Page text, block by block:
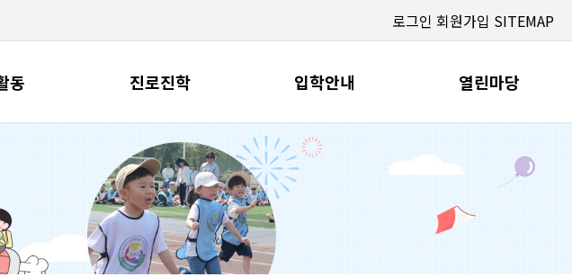
로그인 회원가입 SITEMAP
동 진로진학 입학안내 열린마당